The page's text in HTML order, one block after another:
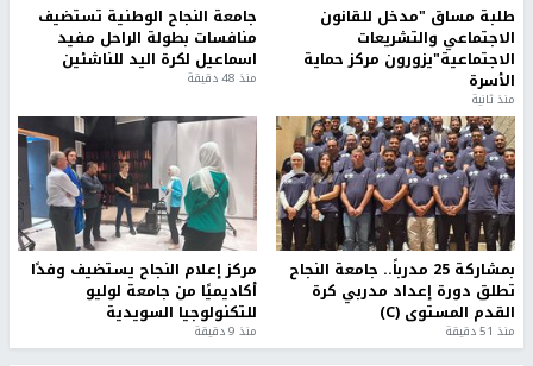
طلبة مساق "مدخل للقانون
الاجتماعي والتشريعات
الاجتماعية"يزورون مركز حماية
الأسرة
منذ ثانية
جامعة النجاح الوطنية تستضيف
منافسات بطولة الراحل مفيد
اسماعيل لكرة اليد للناشئين
منذ 48 دقيقة
بمشاركة 25 مدرباً.. جامعة النجاح
تطلق دورة إعداد مدربي كرة
القدم المستوى (C)
منذ 51 دقيقة
مركز إعلام النجاح يستضيف وفدًا
أكاديميًا من جامعة لوليو
للتكنولوجيا السويدية
منذ 9 دقيقة